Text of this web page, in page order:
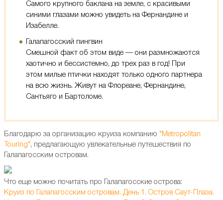
Самого крупного баклана на земле, с красивыми
синими глазами можно увидеть на Фернандине и
Изабелле.
Галапагосский пингвин
Смешной факт об этом виде — они размножаются
хаотично и бессистемно, до трех раз в год! При
этом милые птички находят только одного партнера
на всю жизнь. Живут на Флореане, Фернандине,
Сантьяго и Бартоломе.
Благодарю за организацию круиза компанию "Metropolitan
Touring", предлагающую увлекательные путешествия по
Галапагосским островам.
Что еще можно почитать про Галапагосские острова:
Круиз по Галапагосским островам. День 1. Остров Саут-Плаза.